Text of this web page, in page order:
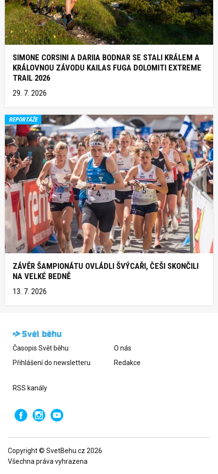
SIMONE CORSINI A DARIIA BODNAR SE STALI KRÁLEM A
KRÁLOVNOU ZÁVODU KAILAS FUGA DOLOMITI EXTREME
TRAIL 2026
29. 7. 2026
REPORTÁŽE
ZÁVĚR ŠAMPIONÁTU OVLÁDLI ŠVÝCAŘI, ČEŠI SKONČILI
NA VELKÉ BEDNĚ
13. 7. 2026
Časopis Svět běhu
Přihlášení do newsletteru
O nás
Redakce
RSS kanály
Copyright © SvetBehu.cz 2026
Všechna práva vyhrazena